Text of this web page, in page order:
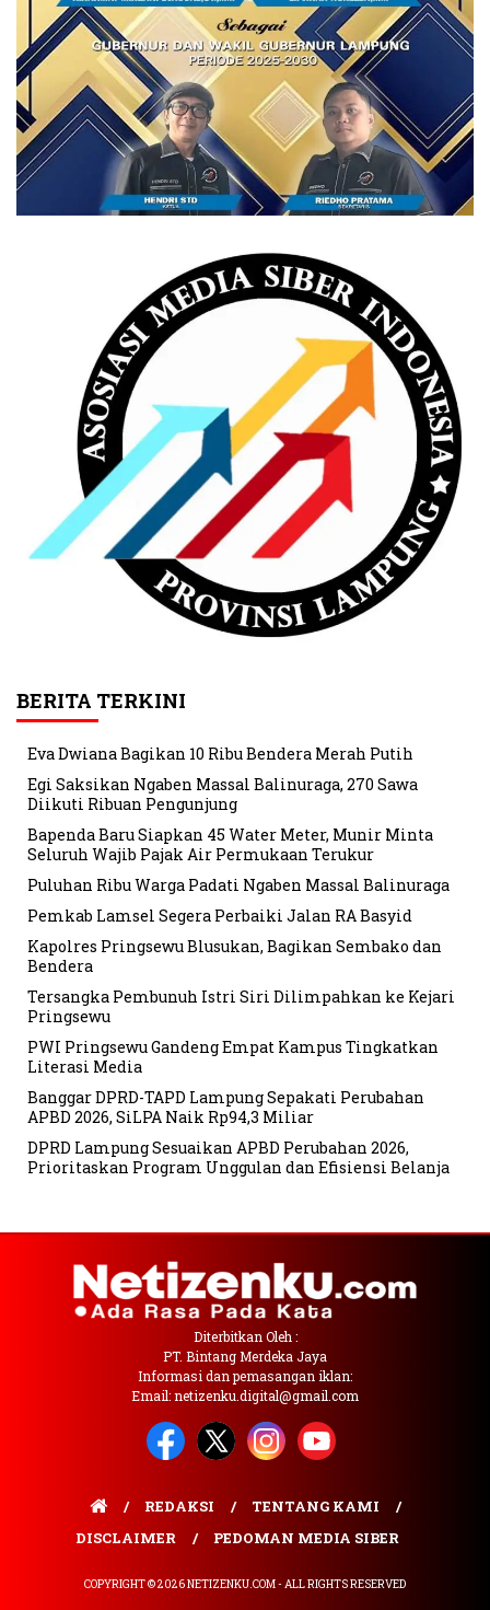
BERITA TERKINI
Eva Dwiana Bagikan 10 Ribu Bendera Merah Putih
Egi Saksikan Ngaben Massal Balinuraga, 270 Sawa
Diikuti Ribuan Pengunjung
Bapenda Baru Siapkan 45 Water Meter, Munir Minta
Seluruh Wajib Pajak Air Permukaan Terukur
Puluhan Ribu Warga Padati Ngaben Massal Balinuraga
Pemkab Lamsel Segera Perbaiki Jalan RA Basyid
Kapolres Pringsewu Blusukan, Bagikan Sembako dan
Bendera
Tersangka Pembunuh Istri Siri Dilimpahkan ke Kejari
Pringsewu
PWI Pringsewu Gandeng Empat Kampus Tingkatkan
Literasi Media
Banggar DPRD-TAPD Lampung Sepakati Perubahan
APBD 2026, SiLPA Naik Rp94,3 Miliar
DPRD Lampung Sesuaikan APBD Perubahan 2026,
Prioritaskan Program Unggulan dan Efisiensi Belanja
Diterbitkan Oleh :
PT. Bintang Merdeka Jaya
Informasi dan pemasangan iklan:
Email: netizenku.digital@gmail.com
REDAKSI
TENTANG KAMI
DISCLAIMER
PEDOMAN MEDIA SIBER
COPYRIGHT © 2026 NETIZENKU.COM - ALL RIGHTS RESERVED